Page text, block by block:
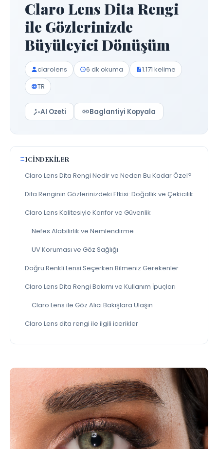
Claro Lens Dita Rengi
ile Gözlerinizde
Büyüleyici Dönüşüm
clarolens 6 dk okuma
1.171 kelime
TR
AI Ozeti Baglantiyi Kopyala
ICINDEKILER
Claro Lens Dita Rengi Nedir ve Neden Bu Kadar Özel?
Dita Renginin Gözlerinizdeki Etkisi: Doğallık ve Çekicilik
Claro Lens Kalitesiyle Konfor ve Güvenlik
Nefes Alabilirlik ve Nemlendirme
UV Koruması ve Göz Sağlığı
Doğru Renkli Lensi Seçerken Bilmeniz Gerekenler
Claro Lens Dita Rengi Bakımı ve Kullanım İpuçları
Claro Lens ile Göz Alıcı Bakışlara Ulaşın
Claro Lens dita rengi ile ilgili icerikler